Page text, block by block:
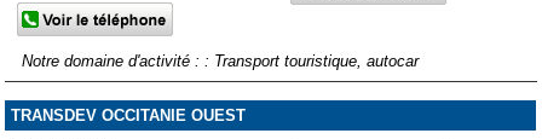
Notre domaine d'activité : : Transport touristique, autocar
TRANSDEV OCCITANIE OUEST